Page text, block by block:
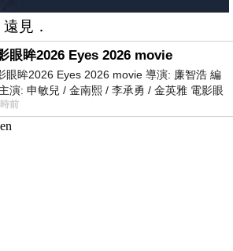
見．
眼眸2026 Eyes 2026 movie
眼眸2026 Eyes 2026 movie 導演: 廉智浩 編
演: 申敏兒 / 金南熙 / 李承勇 / 金英雅 電影眼
描述攝影師徐珍因遺
前